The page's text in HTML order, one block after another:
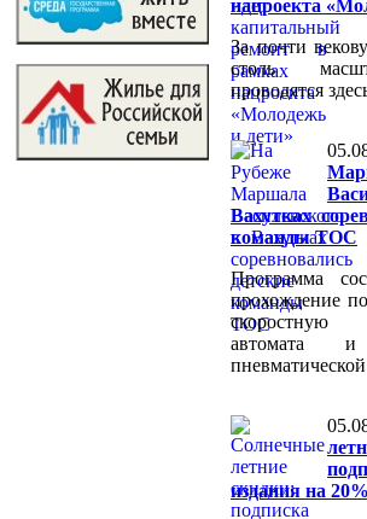
нацроекта
За почти
столь
проводятся
Вахутках
команды ТОС
Программа
прохождение
скоростную
автомата
издания на